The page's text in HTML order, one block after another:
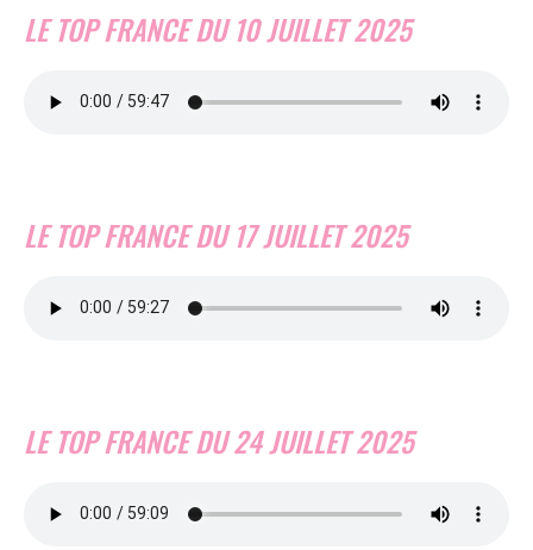
LE TOP FRANCE DU 10 JUILLET 2025
LE TOP FRANCE DU 17 JUILLET 2025
LE TOP FRANCE DU 24 JUILLET 2025